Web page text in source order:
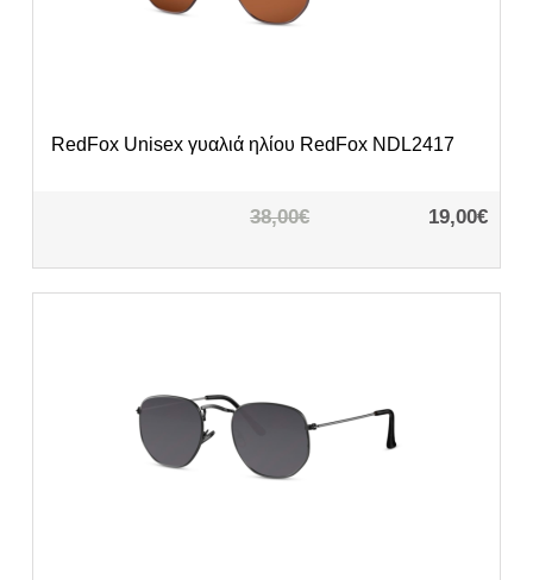
RedFox Unisex γυαλιά ηλίου RedFox NDL2417
38,00€ 19,00€